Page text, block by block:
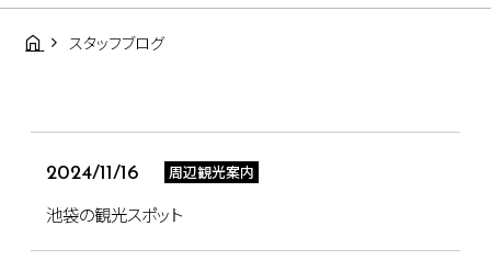
スタッフブログ
2024/11/16 周辺観光案内
池袋の観光スポット